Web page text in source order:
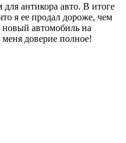
антикора авто. В итоге
я ее продал дороже, чем
автомобиль на
доверие полное!